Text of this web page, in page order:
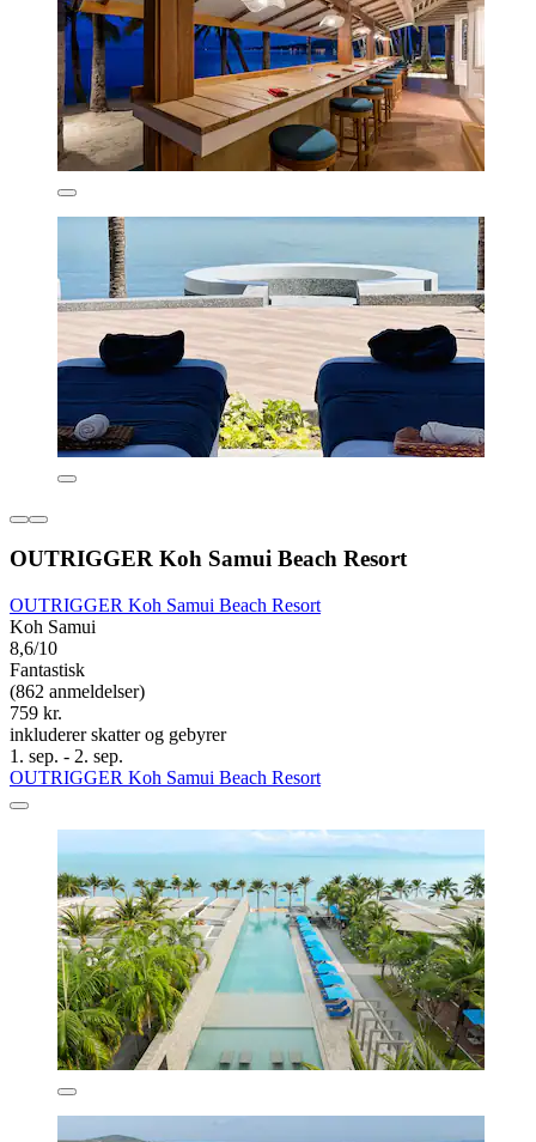
OUTRIGGER Koh Samui Beach Resort
OUTRIGGER Koh Samui Beach Resort
Koh Samui
8,6/10
Fantastisk
(862 anmeldelser)
759 kr.
inkluderer skatter og gebyrer
1. sep. - 2. sep.
OUTRIGGER Koh Samui Beach Resort